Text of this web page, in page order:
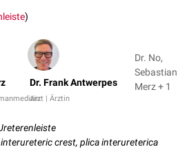
)
Dr. Frank Antwerpes
Arzt | Ärztin
Dr. No,
Sebastian
Merz + 1
crest, plica interureterica